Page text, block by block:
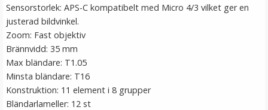
Sensorstorlek: APS-C kompatibelt med Micro 4/3 vilket ger en
justerad bildvinkel.
Zoom: Fast objektiv
Brännvidd: 35 mm
Max bländare: T1.05
Minsta bländare: T16
Konstruktion: 11 element i 8 grupper
Bländarlameller: 12 st